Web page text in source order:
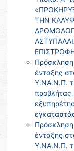
ΤΗΝ
Πρόσκληση
ένταξης
Υ.ΝΑ.Ν.Π.
προβλήτας
Πρόσκληση
ένταξης
Υ.ΝΑ.Ν.Π.